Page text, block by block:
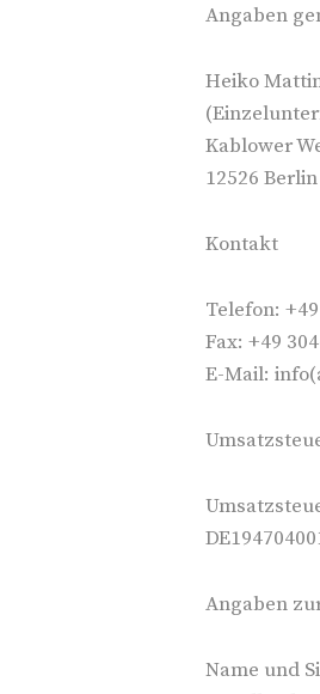
Angaben
Heiko
Kablower
12526 Berlin
Kontakt
Telefon:
Fax: +49
E-Mail:
Angaben
Name und